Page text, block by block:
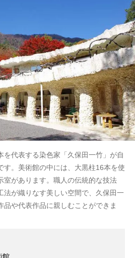
を代表する染色家「久保田一竹」が自
す。美術館の中には、大黒柱16本を使
室があります。職人の伝統的な技法
法が織りなす美しい空間で、久保田一
品や代表作品に親しむことができま
館